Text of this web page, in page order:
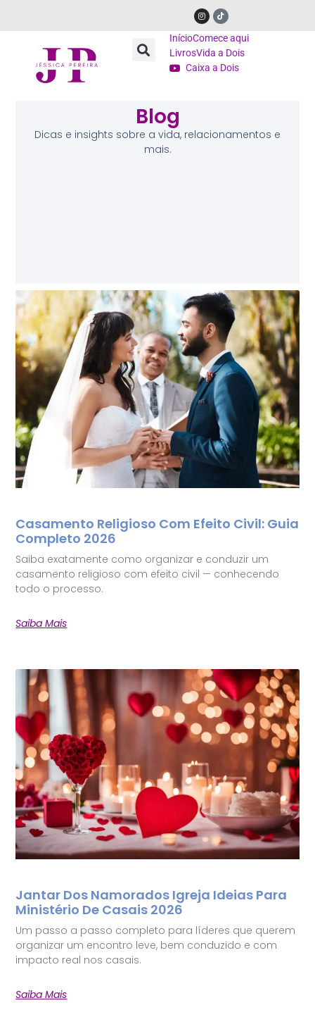
InícioComece aqui
LivrosVida a Dois
Caixa a Dois
Blog
Dicas e insights sobre a vida, relacionamentos e
mais.
Casamento Religioso Com Efeito Civil: Guia
Completo 2026
Saiba exatamente como organizar e conduzir um
casamento religioso com efeito civil — conhecendo
todo o processo.
Saiba Mais
Jantar Dos Namorados Igreja Ideias Para
Ministério De Casais 2026
Um passo a passo completo para líderes que querem
organizar um encontro leve, bem conduzido e com
impacto real nos casais.
Saiba Mais